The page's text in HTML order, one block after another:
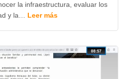
la infraestructura, evaluar los
y la… Leer más